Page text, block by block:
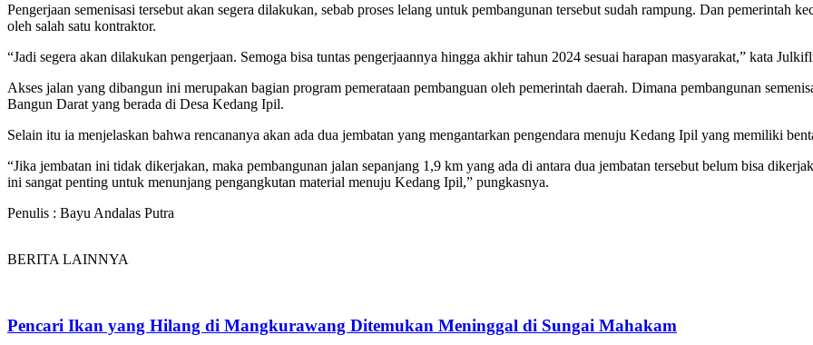
Pengerjaan semenisasi tersebut akan segera dilakukan, sebab proses lelang untuk pembangunan tersebut sudah rampung. Dan pemerintah
oleh salah satu kontraktor.
“Jadi segera akan dilakukan pengerjaan. Semoga bisa tuntas pengerjaannya hingga akhir tahun 2024 sesuai harapan masyarakat,” kata
Akses jalan yang dibangun ini merupakan bagian program pemerataan pembanguan oleh pemerintah daerah. Dimana pembangunan
Bangun Darat yang berada di Desa Kedang Ipil.
Selain itu ia menjelaskan bahwa rencananya akan ada dua jembatan yang mengantarkan pengendara menuju Kedang Ipil yang memiliki
“Jika jembatan ini tidak dikerjakan, maka pembangunan jalan sepanjang 1,9 km yang ada di antara dua jembatan tersebut belum bisa
ini sangat penting untuk menunjang pengangkutan material menuju Kedang Ipil,” pungkasnya.
Penulis : Bayu Andalas Putra
BERITA LAINNYA
Pencari Ikan yang Hilang di Mangkurawang Ditemukan Meninggal di Sungai Mahakam